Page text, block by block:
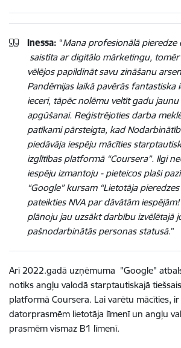
Inessa: “Mana profesionālā pieredze
saistīta ar digitālo mārketingu,
vēlējos papildināt savu zināšanu
Pandēmijas laikā pavērās fantastiska
ieceri, tāpēc nolēmu veltīt gadu jaunu
apgūšanai. Reģistrējoties darba
patīkami pārsteigta, kad
piedāvāja iespēju mācīties
izglītības platformā “Coursera”. Ilgi
iespēju izmantoju - pieteicos plaši
“Google” kursam “Lietotāja
pateikties NVA par dāvātām
plānoju jau uzsākt darbību izvēlētajā
pašnodarbinātās personas statusā.”
Arī 2022.gadā uzņēmuma "Google"
notiks angļu valodā starptautiskajā
platformā Coursera. Lai varētu mācīties,
datorprasmēm lietotāja līmenī un angļu
prasmēm vismaz B1 līmenī.